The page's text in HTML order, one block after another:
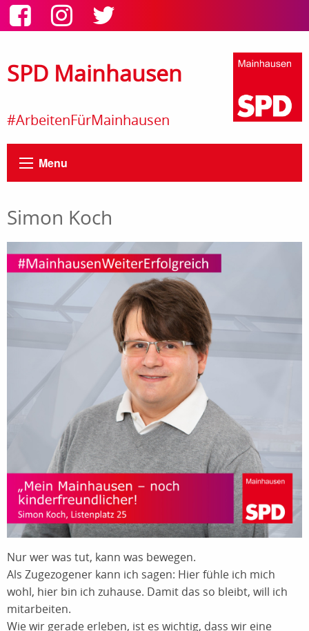
SPD Mainhausen
#ArbeitenFürMainhausen
Menu
Simon Koch
Nur wer was tut, kann was bewegen.
Als Zugezogener kann ich sagen: Hier fühle ich mich
wohl, hier bin ich zuhause. Damit das so bleibt, will ich
mitarbeiten.
Wie wir gerade erleben, ist es wichtig, dass wir eine